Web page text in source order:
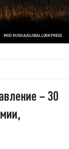
MOD RUSSIA/GLOBALLOOKPRESS
– 30